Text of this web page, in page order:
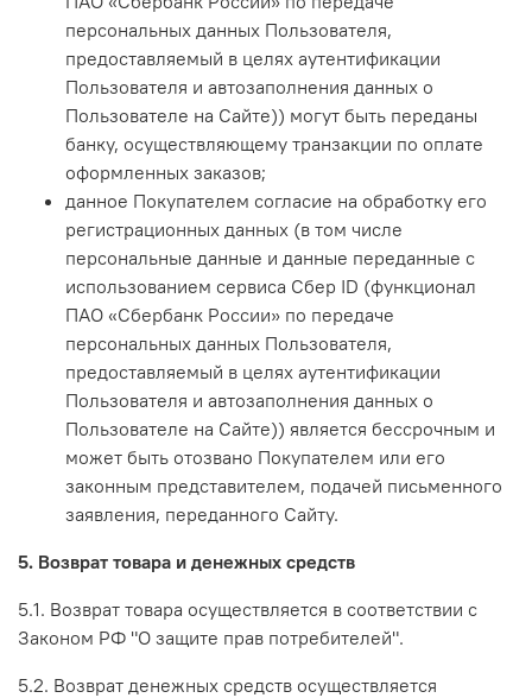
персональных данных Пользователя,
предоставляемый в целях аутентификации
Пользователя и автозаполнения данных о
Пользователе на Сайте)) могут быть переданы
банку, осуществляющему транзакции по оплате
оформленных заказов;
данное Покупателем согласие на обработку его
регистрационных данных (в том числе
персональные данные и данные переданные с
использованием сервиса Сбер ID (функционал
ПАО «Сбербанк России» по передаче
персональных данных Пользователя,
предоставляемый в целях аутентификации
Пользователя и автозаполнения данных о
Пользователе на Сайте)) является бессрочным и
может быть отозвано Покупателем или его
законным представителем, подачей письменного
заявления, переданного Сайту.
5. Возврат товара и денежных средств
5.1. Возврат товара осуществляется в соответствии с
Законом РФ "О защите прав потребителей".
5.2. Возврат денежных средств осуществляется